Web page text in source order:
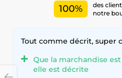
100%
des
notre
Tout comme décrit, super
Que la marchandise
elle est décrite